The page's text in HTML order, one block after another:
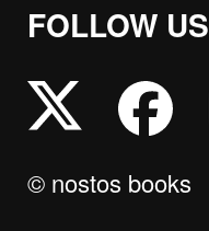
FOLLOW US
© nostos books